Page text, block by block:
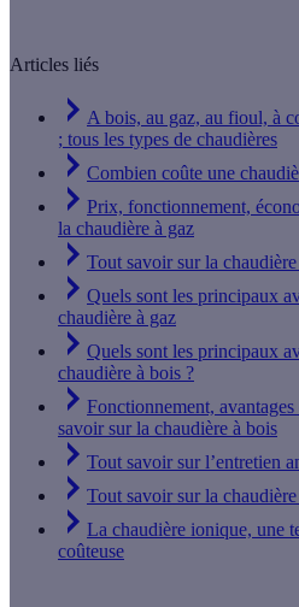
Articles liés
A bois, au gaz, au fioul, à
; tous les types de chaudières
Combien coûte une
Prix, fonctionnement,
la chaudière à gaz
Tout savoir sur la
Quels sont les principaux
chaudière à gaz
Quels sont les principaux
chaudière à bois ?
Fonctionnement,
savoir sur la chaudière à bois
Tout savoir sur l’entretien
Tout savoir sur la
La chaudière ionique, une
coûteuse